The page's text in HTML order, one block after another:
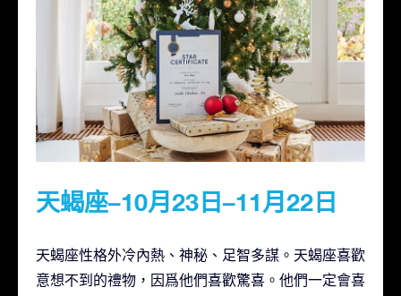
天蝎座–10月23日–11月22日
天蝎座性格外冷內熱、神秘、足智多謀。天蝎座喜歡
意想不到的禮物，因爲他們喜歡驚喜。他們一定會喜